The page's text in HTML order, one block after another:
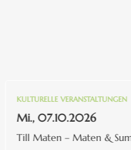
KULTURELLE VERANSTALTUNGEN
Mi., 07.10.2026
Till Maten – Maten & Summer